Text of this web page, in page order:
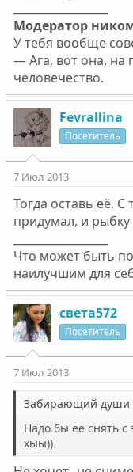
Модератор
У тебя вообще
— Ага, вот она, на
человечество.
Fevrallina
Посетитель
7 Июл 2013
Тогда оставь её.
придумал, и рыбку
Что может быть
наилучшим для
света572
Посетитель
7 Июл 2013
Забирающий души
Надо бы ее снять с
хыы))